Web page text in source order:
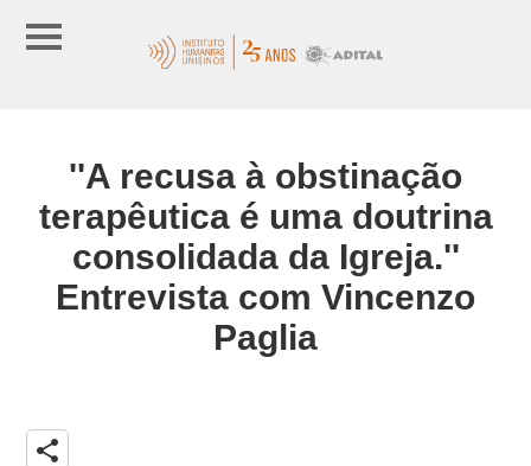
''A recusa à obstinação
terapêutica é uma doutrina
consolidada da Igreja.''
Entrevista com Vincenzo
Paglia
share